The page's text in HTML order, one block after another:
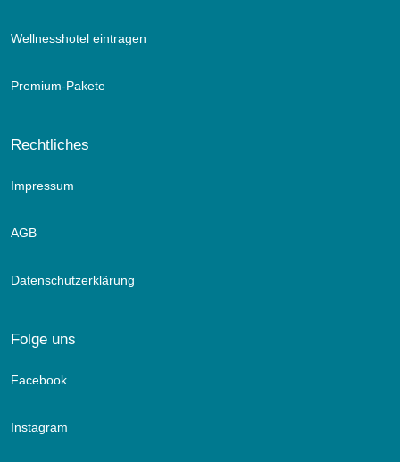
Wellnesshotel eintragen
Premium-Pakete
Rechtliches
Impressum
AGB
Datenschutzerklärung
Folge uns
Facebook
Instagram